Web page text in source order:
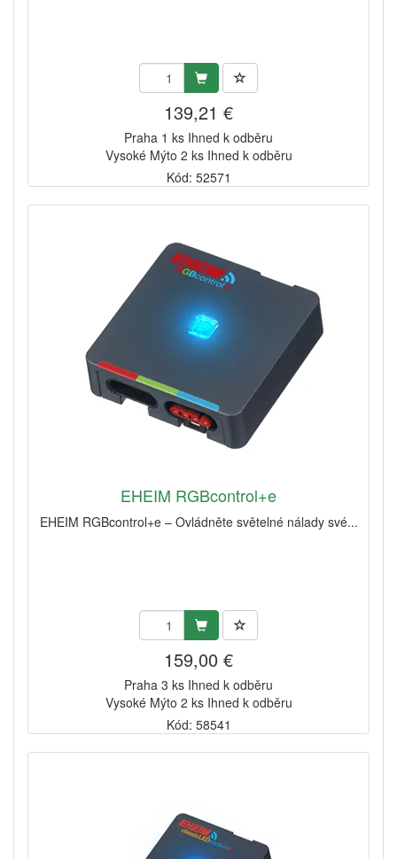
139,21 €
Praha 1 ks Ihned k odběru
Vysoké Mýto 2 ks Ihned k odběru
Kód: 52571
EHEIM RGBcontrol+e
EHEIM RGBcontrol+e – Ovládněte světelné nálady své...
159,00 €
Praha 3 ks Ihned k odběru
Vysoké Mýto 2 ks Ihned k odběru
Kód: 58541